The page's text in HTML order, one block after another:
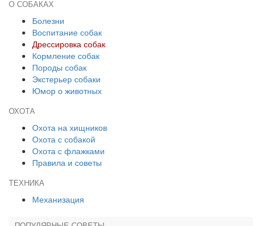
О СОБАКАХ
Болезни
Воспитание собак
Дрессировка собак
Кормление собак
Породы собак
Экстерьер собаки
Юмор о животных
ОХОТА
Охота на хищников
Охота с собакой
Охота с флажками
Правила и советы
ТЕХНИКА
Механизация